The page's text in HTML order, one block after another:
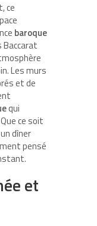
ce
baroque
Baccarat
Les murs
et de
qui
ce soit
dîner
pensé
et